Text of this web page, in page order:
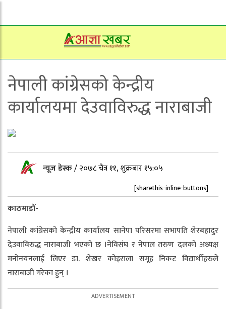
नेपाली कांग्रेसको केन्द्रीय
कार्यालयमा देउवाविरुद्ध नाराबाजी
न्यूज डेस्क/२०७८ चैत्र ११, शुक्रबार १५:०५
[sharethis-inline-buttons]
काठमाडौं-
नेपाली कांग्रेसको केन्द्रीय कार्यालय सानेपा परिसरमा सभापति शेरबहादुर
देउवाविरुद्ध नाराबाजी भएको छ ।नेविसंघ र नेपाल तरुण दलको अध्यक्ष
मनोनयनलाई लिएर डा. शेखर कोइराला समूह निकट विद्यार्थीहरुले
नाराबाजी गरेका हुन् ।